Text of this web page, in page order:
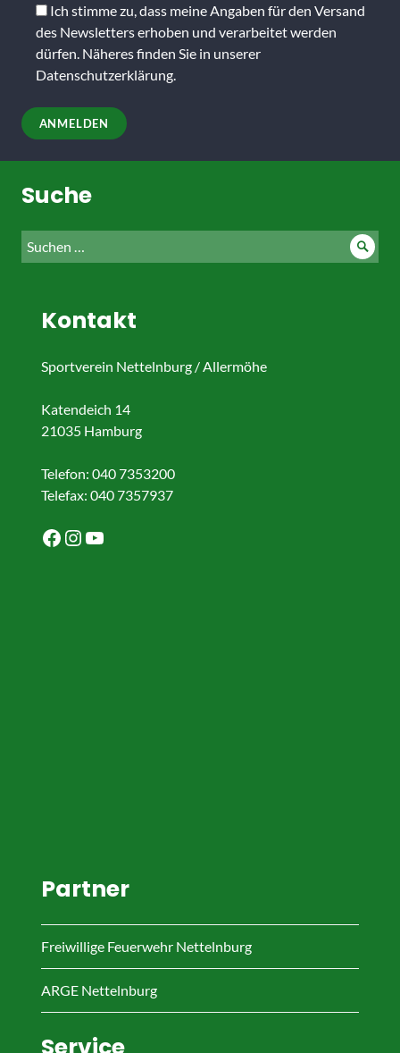
lasse
dieses
Feld
leer.
Ich stimme zu, dass meine Angaben für den Versand
des Newsletters erhoben und verarbeitet werden
dürfen. Näheres finden Sie in unserer
Datenschutzerklärung.
Suche
Suche
nach:
Kontakt
Sportverein Nettelnburg / Allermöhe
Katendeich 14
21035 Hamburg
Telefon: 040 7353200
Telefax: 040 7357937
Facebook
Instagram
YouTube
Partner
Freiwillige Feuerwehr Nettelnburg
ARGE Nettelnburg